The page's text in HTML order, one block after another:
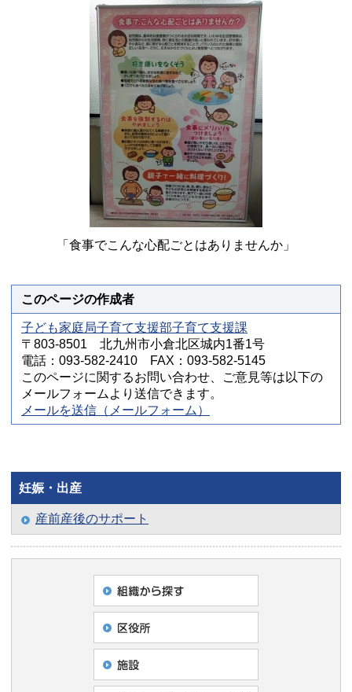
「食事でこんな心配ごとはありませんか」
このページの作成者
子ども家庭局子育て支援部子育て支援課
〒803-8501 北九州市小倉北区城内1番1号
電話：093-582-2410 FAX：093-582-5145
このページに関するお問い合わせ、ご意見等は以下の
メールフォームより送信できます。
メールを送信（メールフォーム）
妊娠・出産
産前産後のサポート